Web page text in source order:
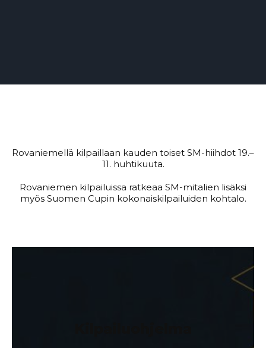
Rovaniemellä kilpaillaan kauden toiset SM-hiihdot 19.–
11. huhtikuuta.
Rovaniemen kilpailuissa ratkeaa SM-mitalien lisäksi
myös Suomen Cupin kokonaiskilpailuiden kohtalo.